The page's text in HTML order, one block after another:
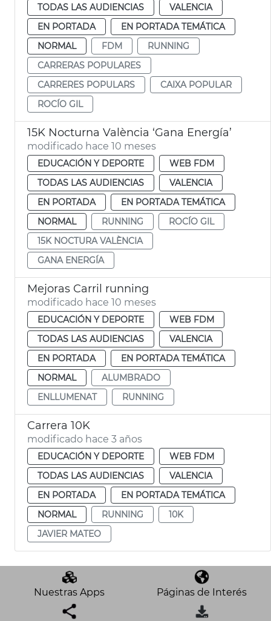
TODAS LAS AUDIENCIAS
VALENCIA
EN PORTADA
EN PORTADA TEMÁTICA
NORMAL
FDM
RUNNING
CARRERAS POPULARES
CARRERES POPULARS
CAIXA POPULAR
ROCÍO GIL
15K Nocturna València ‘Gana Energía’
modificado hace 10 meses
EDUCACIÓN Y DEPORTE
WEB FDM
TODAS LAS AUDIENCIAS
VALENCIA
EN PORTADA
EN PORTADA TEMÁTICA
NORMAL
RUNNING
ROCÍO GIL
15K NOCTURA VALÈNCIA
GANA ENERGÍA
Mejoras Carril running
modificado hace 10 meses
EDUCACIÓN Y DEPORTE
WEB FDM
TODAS LAS AUDIENCIAS
VALENCIA
EN PORTADA
EN PORTADA TEMÁTICA
NORMAL
ALUMBRADO
ENLLUMENAT
RUNNING
Carrera 10K
modificado hace 3 años
EDUCACIÓN Y DEPORTE
WEB FDM
TODAS LAS AUDIENCIAS
VALENCIA
EN PORTADA
EN PORTADA TEMÁTICA
NORMAL
RUNNING
10K
JAVIER MATEO
Nuestras Apps Páginas de Interés